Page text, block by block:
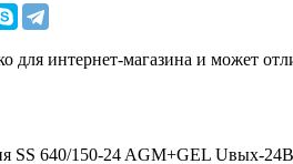
для интернет-магазина и может
SS 640/150-24 AGM+GEL Uвых-